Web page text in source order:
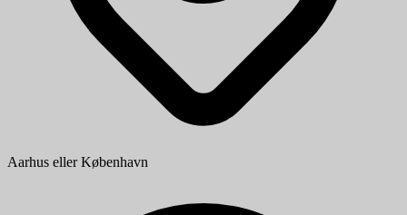
Aarhus eller København